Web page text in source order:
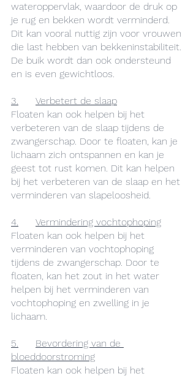
wateroppervlak, waardoor de druk op
je rug en bekken wordt verminderd.
Dit kan vooral nuttig zijn voor vrouwen
die last hebben van bekkeninstabiliteit.
De buik wordt dan ook ondersteund
en is even gewichtloos.
3.	Verbetert de slaap
Floaten kan ook helpen bij het
verbeteren van de slaap tijdens de
zwangerschap. Door te floaten, kan je
lichaam zich ontspannen en kan je
geest tot rust komen. Dit kan helpen
bij het verbeteren van de slaap en het
verminderen van slapeloosheid.
4.	Vermindering vochtophoping
Floaten kan ook helpen bij het
verminderen van vochtophoping
tijdens de zwangerschap. Door te
floaten, kan het zout in het water
helpen bij het verminderen van
vochtophoping en zwelling in je
lichaam.
5.	Bevordering van de
bloeddoorstroming
Floaten kan ook helpen bij het